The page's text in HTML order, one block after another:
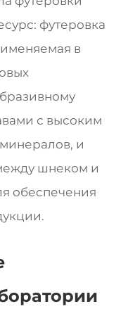
футеровка
в
с высоким
и
шнеком и
обеспечения